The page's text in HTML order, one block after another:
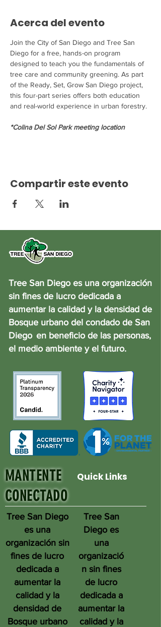
Acerca del evento
Join the City of San Diego and Tree San
Diego for a free, hands-on program
designed to teach you the fundamentals of
tree care and community greening. As part
of the Ready, Set, Grow San Diego project,
this four-part series offers both education
and real-world experience in urban forestry.
*Colina Del Sol Park meeting location
Compartir este evento
Tree San Diego es una organización
sin fines de lucro dedicada a
aumentar la calidad y la densidad de
Bosque urbano del condado de San
Diego en beneficio de las personas,
el medio ambiente y el futuro.
MANTENTE
CONECTADO
Quick Links
Tree San Diego
es una
organización sin
fines de lucro
dedicada a
aumentar la
calidad y la
densidad de
Bosque urbano
Tree San
Diego es
una
organizació
n sin fines
de lucro
dedicada a
aumentar la
calidad y la